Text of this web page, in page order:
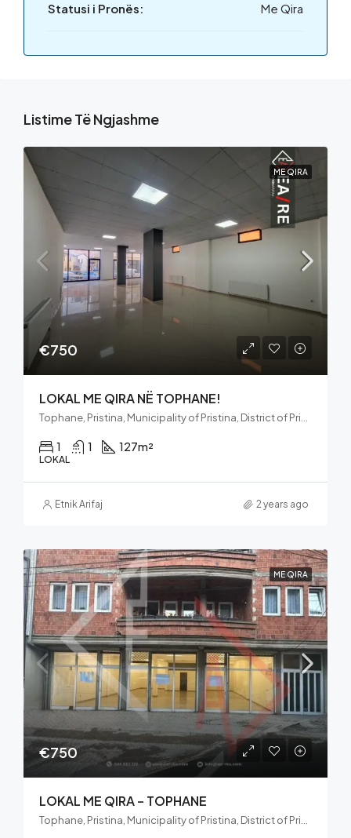
Statusi i Pronës: Me Qira
Listime Të Ngjashme
ME QIRA
€750
LOKAL ME QIRA NË TOPHANE!
Tophane, Pristina, Municipality of Pristina, District of Prishtina, Kosovo
1 1 127m²
LOKAL
Etnik Arifaj 2 years ago
ME QIRA
€750
LOKAL ME QIRA – TOPHANE
Tophane, Pristina, Municipality of Pristina, District of Prishtina, Kosovo